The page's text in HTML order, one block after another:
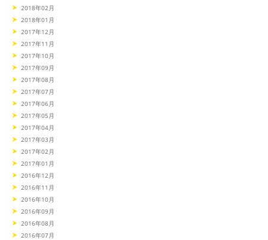
2018年02月
2018年01月
2017年12月
2017年11月
2017年10月
2017年09月
2017年08月
2017年07月
2017年06月
2017年05月
2017年04月
2017年03月
2017年02月
2017年01月
2016年12月
2016年11月
2016年10月
2016年09月
2016年08月
2016年07月